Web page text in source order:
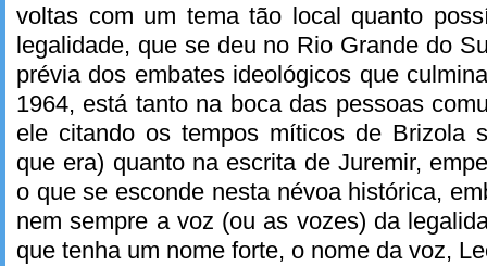
voltas com um tema tão local quanto
legalidade, que se deu no Rio Grande do
prévia dos embates ideológicos que
1964, está tanto na boca das pessoas
ele citando os tempos míticos de Brizola
que era) quanto na escrita de Juremir,
o que se esconde nesta névoa histórica,
nem sempre a voz (ou as vozes) da
que tenha um nome forte, o nome da voz,